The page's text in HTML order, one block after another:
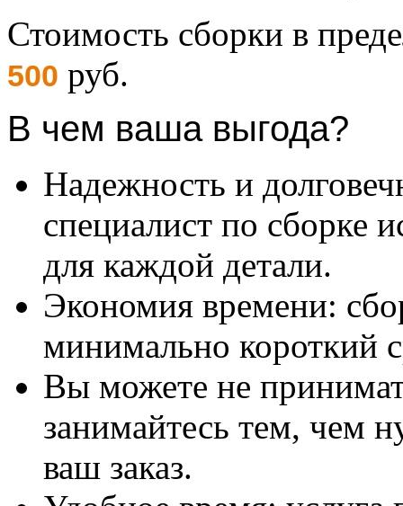
Стоимость сборки в
500 руб.
В чем ваша выгода?
Надежность и
специалист по сборке
для каждой детали.
Экономия времени:
минимально короткий
Вы можете не
занимайтесь тем, чем
ваш заказ.